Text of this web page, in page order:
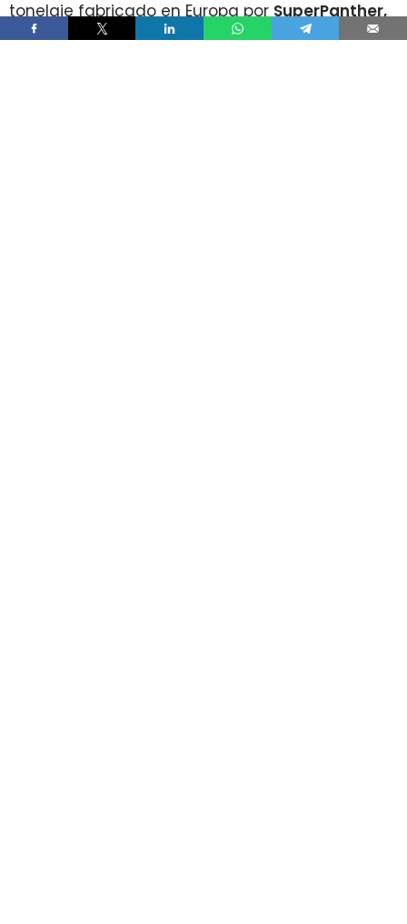
tonelaje fabricado en Europa por SuperPanther,
después de trasladar la unidad desde Austria